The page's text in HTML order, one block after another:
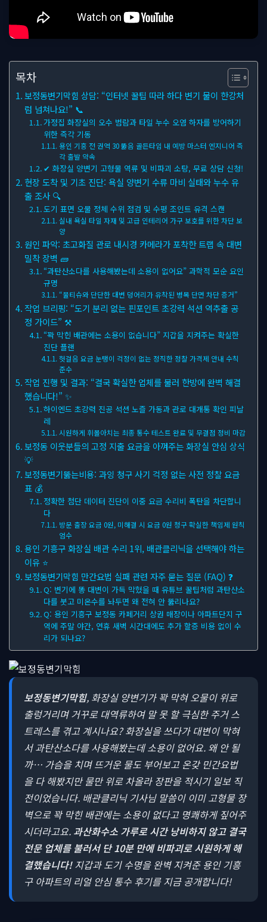
목차
보정동변기막힘 상담: “인터넷 꿀팁 따라 하다 변기 물이 한강처
럼 넘쳐나요!” 📞
가정집 화장실의 오수 범람과 타일 누수 오염 하자를 방어하기
위한 즉각 기동
용인 기흥 전 권역 30 뚫음 골든타임 내 예방 마스터 엔지니어 즉
각 출발 약속
✔ 화장실 양변기 고형물 역류 및 비파괴 소탕, 무료 상담 신청!
현장 도착 및 기초 진단: 욕실 양변기 수류 마비 실태와 누수 유
출 조사 🔍
도기 표면 오물 정체 수위 점검 및 수평 조인트 유격 스캔
실내 욕실 타일 자재 및 고급 인테리어 가구 보호를 위한 차단 보
양
원인 파악: 초고화질 관로 내시경 카메라가 포착한 트랩 속 대변
밀착 장벽 🧱
“과탄산소다를 사용해봤는데 소용이 없어요” 과학적 모순 요인
규명
“물티슈와 단단한 대변 덩어리가 유착된 병목 단면 차단 증거”
작업 브리핑: “도기 분리 없는 핀포인트 초강력 석션 역추출 공
정 가이드” ⚒
“꽉 막힌 배관에는 소용이 없습니다” 지갑을 지켜주는 확실한
진단 플랜
헛걸음 요금 눈탱이 걱정이 없는 정직한 정찰 가격제 안내 수칙
준수
작업 진행 및 결과: “결국 확실한 업체를 불러 한방에 완벽 해결
했습니다!” ✨
하이엔드 초강력 진공 석션 노즐 가동과 관로 대개통 확인 피날
레
시원하게 휘몰아치는 최종 통수 테스트 완료 및 무결점 정비 마감
보정동 이웃분들의 고정 지출 요금을 아껴주는 화장실 안심 상식
💡
보정동변기뚫는비용: 과잉 청구 사기 걱정 없는 사전 정찰 요금
표 💰
정확한 첨단 데이터 진단이 이중 요금 수리비 폭탄을 차단합니
다
방문 출장 요금 0원, 미해결 시 요금 0원 청구 확실한 책임제 원칙
엄수
용인 기흥구 화장실 배관 수리 1위, 배관클리닉을 선택해야 하는
이유 ⭐
보정동변기막힘 만간요법 실패 관련 자주 묻는 질문 (FAQ) ❓
Q: 변기에 똥 대변이 가득 막혔을 때 유튜브 꿀팁처럼 과탄산소
다를 붓고 미온수를 놔두면 왜 전혀 안 뚫리나요?
Q: 용인 기흥구 보정동 카페거리 상권 매장이나 아파트단지 구
역에 주말 야간, 연휴 새벽 시간대에도 추가 할증 비용 없이 수
리가 되나요?
보정동변기막힘, 화장실 양변기가 꽉 막혀 오물이 위로
출렁거리며 거꾸로 대역류하여 말 못 할 극심한 주거 스
트레스를 겪고 계시나요?화장실을 쓰다가 대변이 막혀
서 과탄산소다를 사용해봤는데 소용이 없어요. 왜 안 될
까… 가슴을 치며 뜨거운 물도 부어보고 온갖 민간요법
을 다 해봤지만 물만 위로 차올라 장판을 적시기 일보 직
전이었습니다. 배관클리닉 기사님 말씀이 이미 고형물 장
벽으로 꽉 막힌 배관에는 소용이 없다고 명쾌하게 짚어주
시더라고요. 과산화수소 가루로 시간 낭비하지 않고 결국
전문 업체를 불러서 단 10분 만에 비파괴로 시원하게 해
결했습니다!지갑과 도기 수명을 완벽 지켜준 용인 기흥
구 아파트의 리얼 안심 통수 후기를 지금 공개합니다!